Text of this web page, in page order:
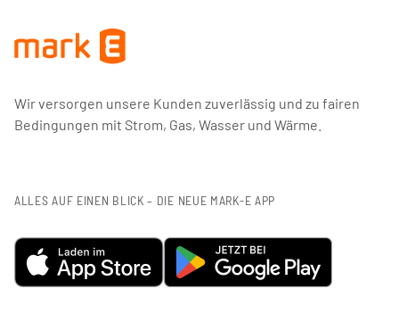
Wir versorgen unsere Kunden zuverlässig und zu fairen
Bedingungen mit Strom, Gas, Wasser und Wärme.
ALLES AUF EINEN BLICK – DIE NEUE MARK-E APP